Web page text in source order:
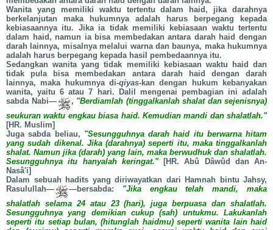
Wanita yang memiliki waktu tertentu dalam haid, jika darahnya
berkelanjutan maka hukumnya adalah harus berpegang kepada
kebiasaannya itu. Jika ia tidak memiliki kebiasaan waktu tertentu
dalam haid, namun ia bisa membedakan antara darah haid dengan
darah lainnya, misalnya melalui warna dan baunya, maka hukumnya
adalah harus berpegang kepada hasil pembedaannya itu.
Sedangkan wanita yang tidak memiliki kebiasaan waktu haid dan
tidak pula bisa membedakan antara darah haid dengan darah
lainnya, maka hukumnya di-qiyas-kan dengan hukum kebanyakan
wanita, yaitu 6 atau 7 hari. Dalil mengenai pembagian ini adalah
sabda Nabi—
, "Berdiamlah (tinggalkanlah shalat dan sejenisnya)
seukuran waktu engkau biasa haid. Kemudian mandi dan shalatlah."
[HR. Muslim]
Juga sabda beliau, "Sesungguhnya darah haid itu berwarna hitam
yang sudah dikenal. Jika (darahnya) seperti itu, maka tinggalkanlah
shalat. Namun jika (darah) yang lain, maka berwudhuk dan shalatlah.
Sesungguhnya itu hanyalah keringat." [HR. Abû Dâwûd dan An-
Nasâ'i]
Dalam sebuah hadits yang diriwayatkan dari Hamnah bintu Jahsy,
Rasulullah—
—bersabda: "Jika engkau telah mandi, maka
shalatlah selama 24 atau 23 (hari), juga berpuasa dan shalatlah.
Sesungguhnya yang demikian cukup (sah) untukmu. Lakukanlah
seperti itu setiap bulan, (hitunglah haidmu) seperti wanita lain haid